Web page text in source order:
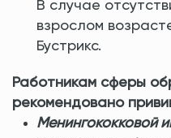
В случае
взрослом
Бустрикс.
Работникам сферы
рекомендовано
Менингококковой